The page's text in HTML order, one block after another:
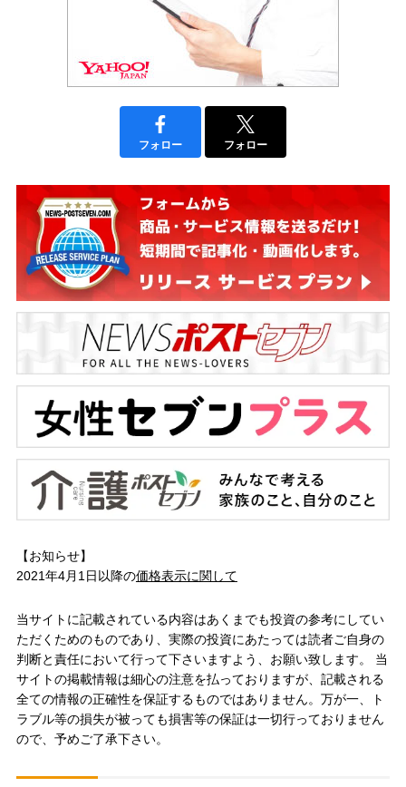
フォロー フォロー
【お知らせ】
2021年4月1日以降の価格表示に関して
当サイトに記載されている内容はあくまでも投資の参考にしてい
ただくためのものであり、実際の投資にあたっては読者ご自身の
判断と責任において行って下さいますよう、お願い致します。 当
サイトの掲載情報は細心の注意を払っておりますが、記載される
全ての情報の正確性を保証するものではありません。万が一、ト
ラブル等の損失が被っても損害等の保証は一切行っておりません
ので、予めご了承下さい。